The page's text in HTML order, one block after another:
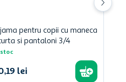
pentru copii cu maneca
si pantaloni 3/4
stoc
,19 lei